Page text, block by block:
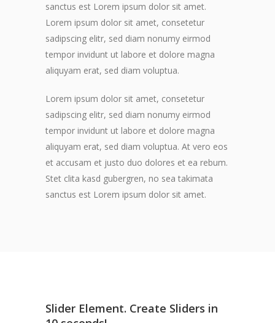
sanctus est Lorem ipsum dolor sit amet.
Lorem ipsum dolor sit amet, consetetur
sadipscing elitr, sed diam nonumy eirmod
tempor invidunt ut labore et dolore magna
aliquyam erat, sed diam voluptua.
Lorem ipsum dolor sit amet, consetetur
sadipscing elitr, sed diam nonumy eirmod
tempor invidunt ut labore et dolore magna
aliquyam erat, sed diam voluptua. At vero eos
et accusam et justo duo dolores et ea rebum.
Stet clita kasd gubergren, no sea takimata
sanctus est Lorem ipsum dolor sit amet.
Slider Element. Create Sliders in